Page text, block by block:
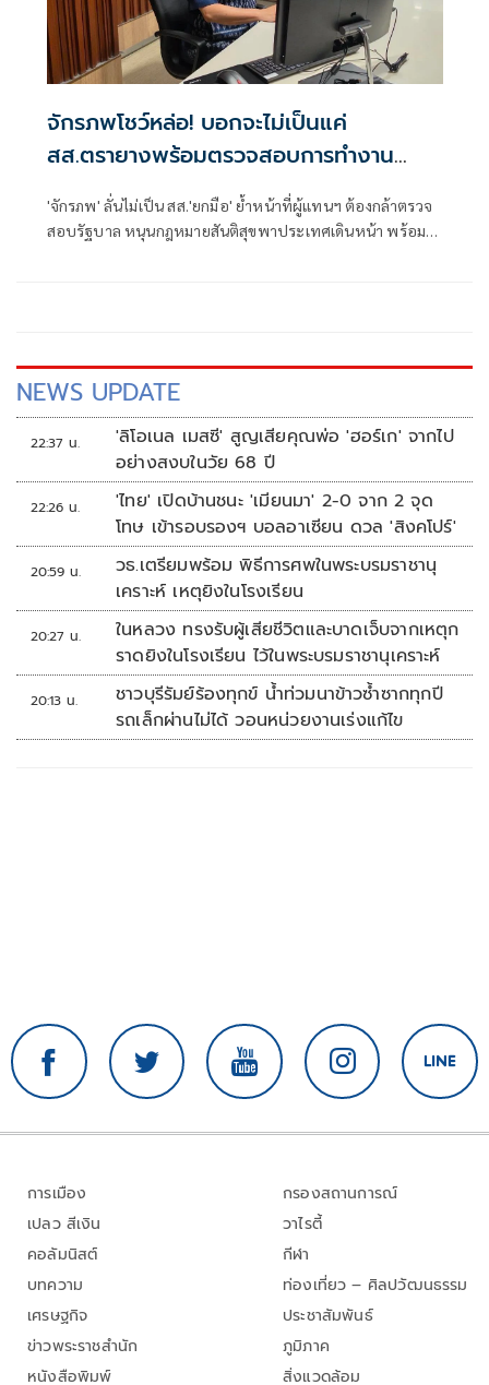
จักรภพโชว์หล่อ! บอกจะไม่เป็นแค่
สส.ตรายางพร้อมตรวจสอบการทำงาน
รัฐบาลด้วย
'จักรภพ' ลั่นไม่เป็น สส.'ยกมือ' ย้ำหน้าที่ผู้แทนฯ ต้องกล้าตรวจ
สอบรัฐบาล หนุนกฎหมายสันติสุขพาประเทศเดินหน้า พร้อมชี้
NEWS UPDATE
22:37 น.
'ลิโอเนล เมสซี' สูญเสียคุณพ่อ 'ฮอร์เก' จากไป
อย่างสงบในวัย 68 ปี
22:26 น.
'ไทย' เปิดบ้านชนะ 'เมียนมา' 2-0 จาก 2 จุด
โทษ เข้ารอบรองฯ บอลอาเซียน ดวล 'สิงคโปร์'
20:59 น.
วธ.เตรียมพร้อม พิธีการศพในพระบรมราชานุ
เคราะห์ เหตุยิงในโรงเรียน
20:27 น.
ในหลวง ทรงรับผู้เสียชีวิตและบาดเจ็บจากเหตุก
ราดยิงในโรงเรียน ไว้ในพระบรมราชานุเคราะห์
20:13 น.
ชาวบุรีรัมย์ร้องทุกข์ น้ำท่วมนาข้าวซ้ำซากทุกปี
รถเล็กผ่านไม่ได้ วอนหน่วยงานเร่งแก้ไข
การเมือง
เปลว สีเงิน
คอลัมนิสต์
บทความ
เศรษฐกิจ
ข่าวพระราชสำนัก
หนังสือพิมพ์
กรองสถานการณ์
วาไรตี้
กีฬา
ท่องเที่ยว – ศิลปวัฒนธรรม
ประชาสัมพันธ์
ภูมิภาค
สิ่งแวดล้อม